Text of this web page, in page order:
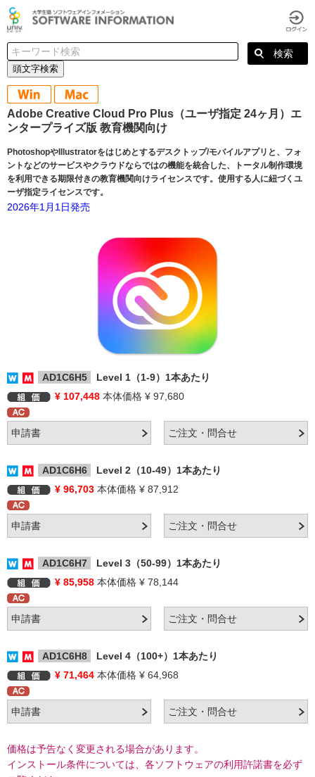
頭文字検索
Adobe Creative Cloud Pro Plus（ユーザ指定 24ヶ月）エ
ンタープライズ版 教育機関向け
PhotoshopやIllustratorをはじめとするデスクトップ/モバイルアプリと、フォ
ントなどのサービスやクラウドならではの機能を統合した、トータル制作環境
を利用できる期限付きの教育機関向けライセンスです。使用する人に紐づくユ
ーザ指定ライセンスです。
2026年1月1日発売
AD1C6H5
Level 1（1-9）1本あたり
¥ 107,448 本体価格 ¥ 97,680
AD1C6H6
Level 2（10-49）1本あたり
¥ 96,703 本体価格 ¥ 87,912
AD1C6H7
Level 3（50-99）1本あたり
¥ 85,958 本体価格 ¥ 78,144
AD1C6H8
Level 4（100+）1本あたり
¥ 71,464 本体価格 ¥ 64,968
価格は予告なく変更される場合があります。
インストール条件については、各ソフトウェアの利用許諾書を必ず